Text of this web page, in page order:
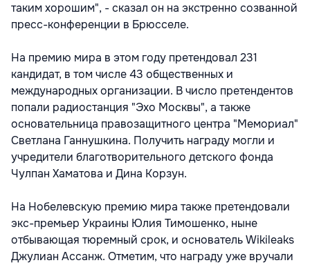
таким хорошим", - сказал он на экстренно созванной
пресс-конференции в Брюсселе.
На премию мира в этом году претендовал 231
кандидат, в том числе 43 общественных и
международных организации. В число претендентов
попали радиостанция "Эхо Москвы", а также
основательница правозащитного центра "Мемориал"
Светлана Ганнушкина. Получить награду могли и
учредители благотворительного детского фонда
Чулпан Хаматова и Дина Корзун.
На Нобелевскую премию мира также претендовали
экс-премьер Украины Юлия Тимошенко, ныне
отбывающая тюремный срок, и основатель Wikileaks
Джулиан Ассанж. Отметим, что награду уже вручали